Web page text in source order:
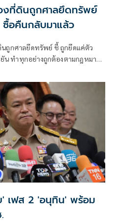
งที่ดินถูกศาลยึดทรัพย์
อคืนกลับมาแล้ว
นถูกศาลยึดทรัพย์ ชี้ ถูกยึดแค่ตัว
น ทำทุกอย่างถูกต้องตามกฎหมาย
สรบุรีรัมย์ ไม่เกี่ยวภูมิใจไทย
' เฟส 2 'อนุทิน' พร้อม